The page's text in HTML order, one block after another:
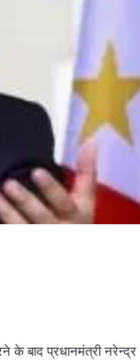
के बाद प्रधानमंत्री नरेन्द्र